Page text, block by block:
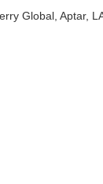
Global, Aptar,